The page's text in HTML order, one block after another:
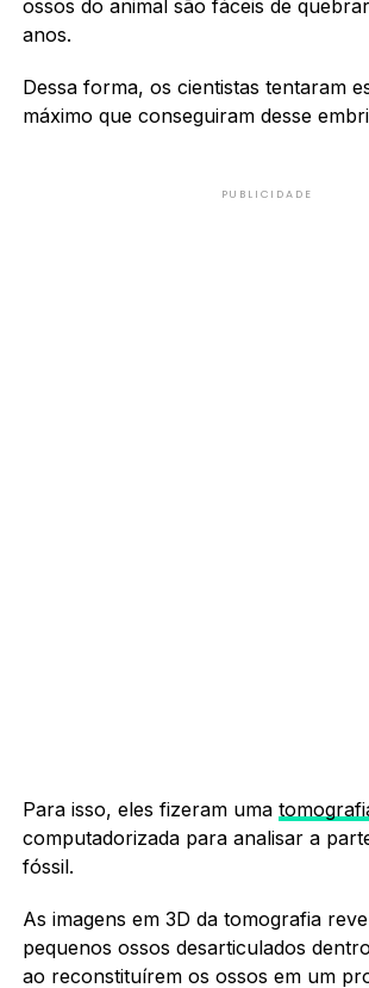
ossos do animal são fáceis de
anos.
Dessa forma, os cientistas tentaram
máximo que conseguiram desse
PUBLICIDADE
Para isso, eles fizeram uma
computadorizada para analisar a
fóssil.
As imagens em 3D da tomografia
pequenos ossos desarticulados
ao reconstituírem os ossos em um